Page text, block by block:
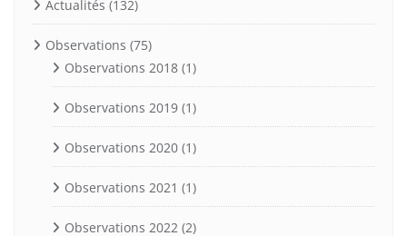
Actualités (132)
Observations (75)
Observations 2018 (1)
Observations 2019 (1)
Observations 2020 (1)
Observations 2021 (1)
Observations 2022 (2)